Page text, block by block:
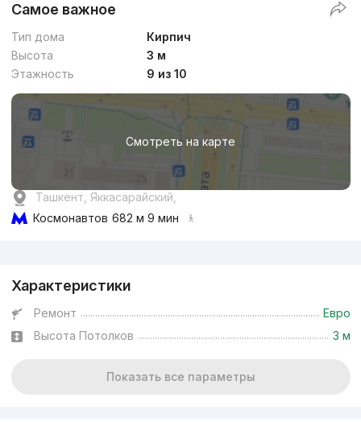
Самое важное
Тип дома
Кирпич
Высота
3 м
Этажность
9 из 10
Смотреть на карте
Ташкент, Яккасарайский,
Космонавтов 682 м 9 мин
Характеристики
Ремонт
Евро
Высота Потолков
3 м
Показать все параметры